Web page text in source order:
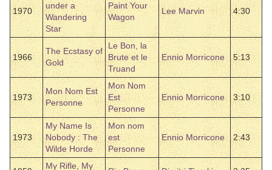
1970
under a
Wandering
Star
Paint Your
Wagon
Lee Marvin 4:30
1966
The Ecstasy of
Gold
Le Bon, la
Brute et le
Truand
Ennio Morricone 5:13
1973
Mon Nom Est
Personne
Mon Nom
Est
Personne
Ennio Morricone 3:10
1973
My Name Is
Nobody : The
Wilde Horde
Mon nom
est
Personne
Ennio Morricone 2:43
My Rifle, My